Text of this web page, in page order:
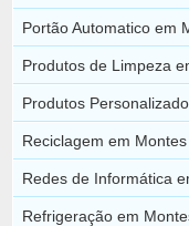
Portão Automatico em
Produtos de Limpeza
Produtos
Reciclagem em
Redes de Informática
Refrigeração em